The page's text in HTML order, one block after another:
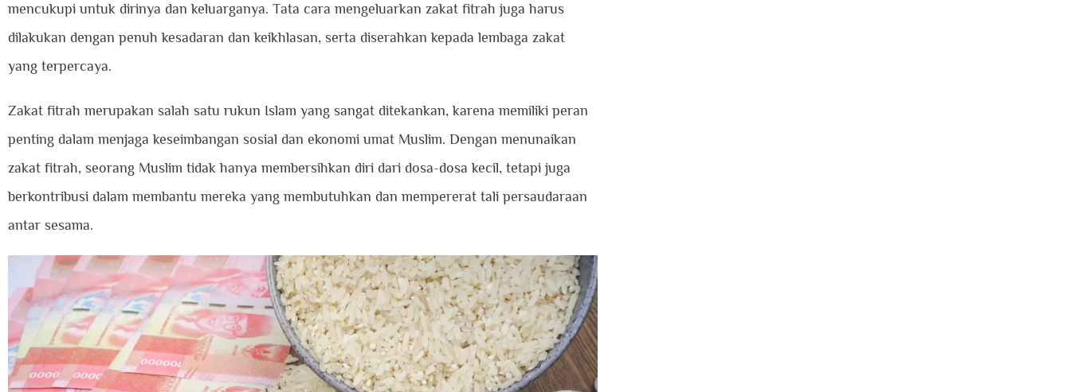
mencukupi untuk dirinya dan keluarganya. Tata cara mengeluarkan zakat fitrah juga harus
dilakukan dengan penuh kesadaran dan keikhlasan, serta diserahkan kepada lembaga zakat
yang terpercaya.
Zakat fitrah merupakan salah satu rukun Islam yang sangat ditekankan, karena memiliki peran
penting dalam menjaga keseimbangan sosial dan ekonomi umat Muslim. Dengan menunaikan
zakat fitrah, seorang Muslim tidak hanya membersihkan diri dari dosa-dosa kecil, tetapi juga
berkontribusi dalam membantu mereka yang membutuhkan dan mempererat tali persaudaraan
antar sesama.